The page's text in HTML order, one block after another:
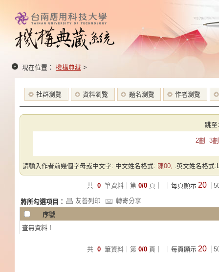
現在位置： 機構典藏 >
社群瀏覽 資料瀏覽 題名瀏覽 作者瀏覽
跳至:
2劃 3劃
請輸入作者前幾個字母或中文字: 中文姓名格式: 陳00, .英文姓名格式
共 0 筆資料｜第 0/0 頁｜ ｜每頁顯示 20
將所勾選項目： 友善列印
轉寄分享
序號
查無資料 !
共 0 筆資料｜第 0/0 頁｜ ｜每頁顯示 20